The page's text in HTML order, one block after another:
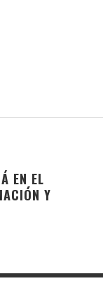
EN EL
Y